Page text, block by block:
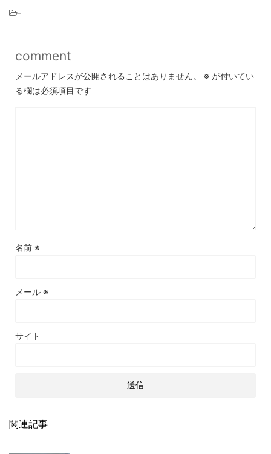
-
comment
メールアドレスが公開されることはありません。 ※ が付いてい
る欄は必須項目です
名前 ※
メール ※
サイト
関連記事